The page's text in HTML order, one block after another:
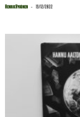
Henrik Hyvönen - 19/12/2022